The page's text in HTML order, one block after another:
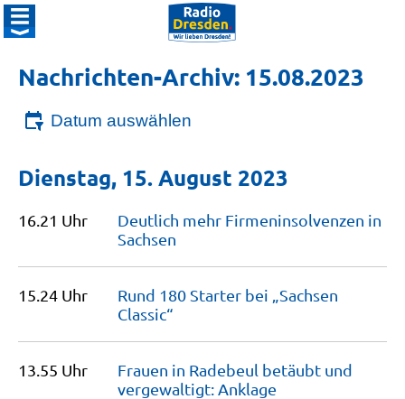
Nachrichten-Archiv: 15.08.2023
Datum auswählen
Dienstag, 15. August 2023
16.21 Uhr
Deutlich mehr Firmeninsolvenzen in
Sachsen
15.24 Uhr
Rund 180 Starter bei „Sachsen
Classic“
13.55 Uhr
Frauen in Radebeul betäubt und
vergewaltigt: Anklage